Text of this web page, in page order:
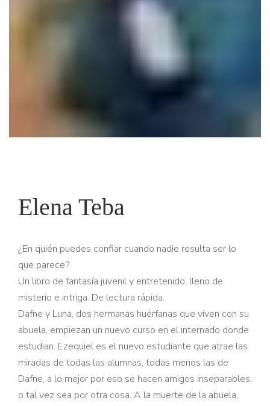
Elena Teba
¿En quién puedes confiar cuando nadie resulta ser lo
que parece?
Un libro de fantasía juvenil y entretenido, lleno de
misterio e intriga. De lectura rápida.
Dafne y Luna, dos hermanas huérfanas que viven con su
abuela, empiezan un nuevo curso en el internado donde
estudian. Ezequiel es el nuevo estudiante que atrae las
miradas de todas las alumnas, todas menos las de
Dafne, a lo mejor por eso se hacen amigos inseparables,
o tal vez sea por otra cosa. A la muerte de la abuela,